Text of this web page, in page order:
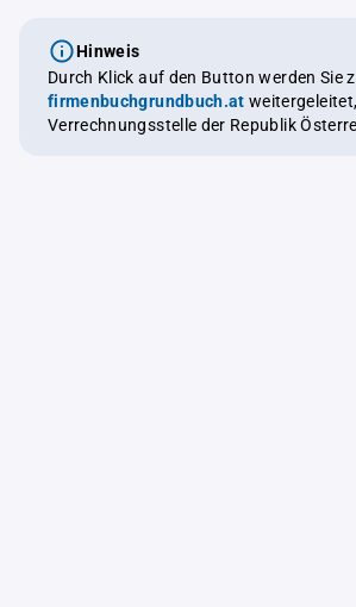
Hinweis
Durch Klick auf den Button werden Sie
firmenbuchgrundbuch.at weitergeleitet, eine offizielle
Verrechnungsstelle der Republik